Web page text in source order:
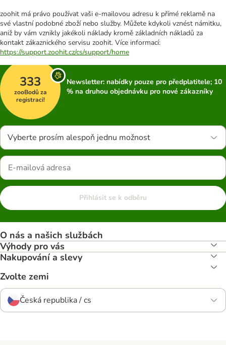
zoohit má právo používat vaši e-mailovou adresu k přímé reklamě na
své vlastní podobné zboží nebo služby. Můžete kdykoli vznést námitku,
aniž by vám vznikly jakékoli náklady kromě základních nákladů za
kontakt zákaznického servisu zoohit. Více informací:
https://support.zoohit.cz/cs/support/home
333
zooBodů za
registraci!
Newsletter: nabídky pouze pro předplatitele; 10
% na druhou objednávku pro nové zákazníky
Vyberte prosím alespoň jednu možnost
Přihlásit se k odběru
O nás a našich službách
Výhody pro vás
Nakupování a slevy
Zvolte zemi
Česká republika / cs